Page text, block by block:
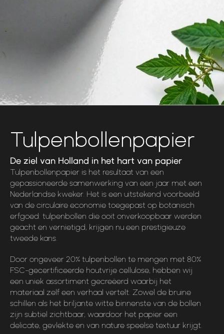
Tulpenbollenpapier
De ziel van Holland in het hart van papier
Tulpenbollenpapier is het resultaat van een
gepassioneerde samenwerking van een jaar met een
Nederlandse kweker. Het is een uitstekend voorbeeld
van de circulaire economie toegepast op botanisch
erfgoed: tulpenbollen die ooit onverkoopbaar werden
geacht en vernietigd, krijgen nu een prestigieuze
tweede kans.
Door ongeveer 20% tulpenbollen te mengen met 80%
FSC-gecertificeerde houtvrije cellulose, hebben wij
een uniek assortiment gecreëerd waarbij het
materiaal zelf een verhaal vertelt. Zowel de bruine
schillen als het briljante witte binnenste van de bollen
zijn subtiel zichtbaar, waardoor het papier een
delicate, gevlekte en van nature speelse textuur krijgt.